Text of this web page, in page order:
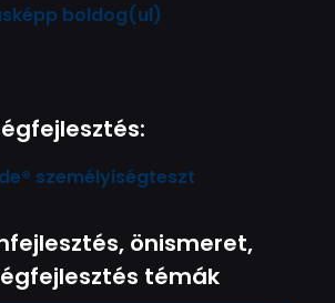
boldog(ul)
személyiségteszt
önismeret,
témák